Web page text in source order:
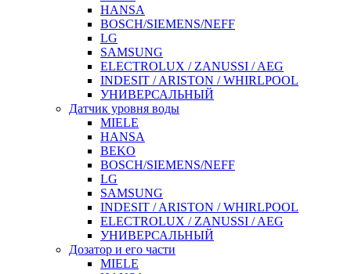
HANSA
BOSCH/SIEMENS/NEFF
LG
SAMSUNG
ELECTROLUX / ZANUSSI / AEG
INDESIT / ARISTON / WHIRLPOOL
УНИВЕРСАЛЬНЫЙ
Датчик уровня воды
MIELE
HANSA
BEKO
BOSCH/SIEMENS/NEFF
LG
SAMSUNG
INDESIT / ARISTON / WHIRLPOOL
ELECTROLUX / ZANUSSI / AEG
УНИВЕРСАЛЬНЫЙ
Дозатор и его части
MIELE